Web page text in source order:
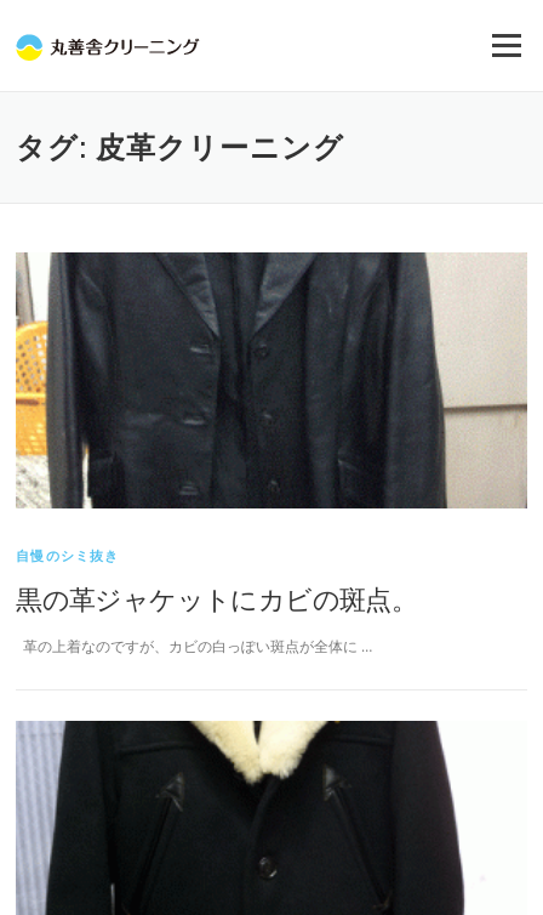
メニュー
タグ: 皮革クリーニング
自慢のシミ抜き
黒の革ジャケットにカビの斑点。
革の上着なのですが、カビの白っぽい斑点が全体に …